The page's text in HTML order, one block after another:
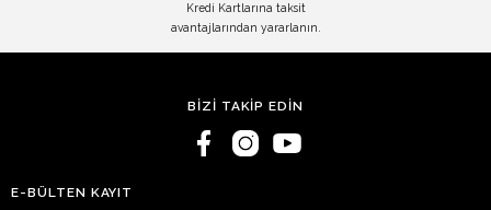
Kredi Kartlarına taksit
avantajlarından yararlanın.
BİZİ TAKİP EDİN
E-BÜLTEN KAYIT